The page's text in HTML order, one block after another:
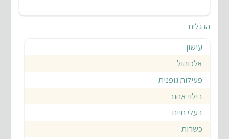
הרגלים
עישון
אלכוהול
פעילות גופנית
בילוי אהוב
בעלי חיים
כשרות